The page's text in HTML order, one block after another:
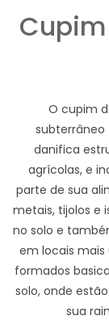
O cupim
subterrâneo
danifica
agrícolas, e
parte de sua
metais, tijolos e
no solo e
em locais mais
formados
solo, onde
sua